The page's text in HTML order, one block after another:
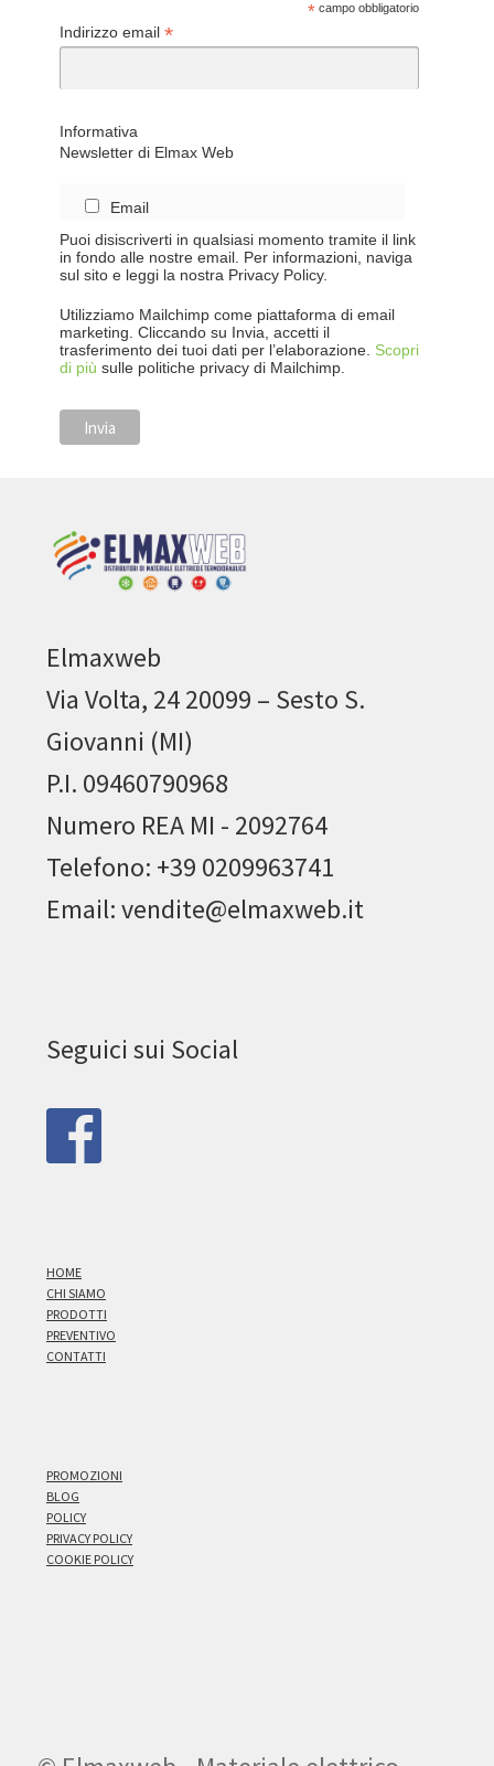
* campo obbligatorio
Indirizzo email *
Informativa
Newsletter di Elmax Web
Email
Puoi disiscriverti in qualsiasi momento tramite il link
in fondo alle nostre email. Per informazioni, naviga
sul sito e leggi la nostra Privacy Policy.
Utilizziamo Mailchimp come piattaforma di email
marketing. Cliccando su Invia, accetti il
trasferimento dei tuoi dati per l’elaborazione. Scopri
di più sulle politiche privacy di Mailchimp.
Elmaxweb
Via Volta, 24 20099 – Sesto S.
Giovanni (MI)
P.I. 09460790968
Numero REA MI - 2092764
Telefono: +39 0209963741
Email: vendite@elmaxweb.it
Seguici sui Social
HOME
CHI SIAMO
PRODOTTI
PREVENTIVO
CONTATTI
PROMOZIONI
BLOG
POLICY
PRIVACY POLICY
COOKIE POLICY